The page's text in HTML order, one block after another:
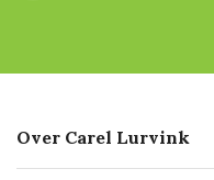
Over Carel Lurvink